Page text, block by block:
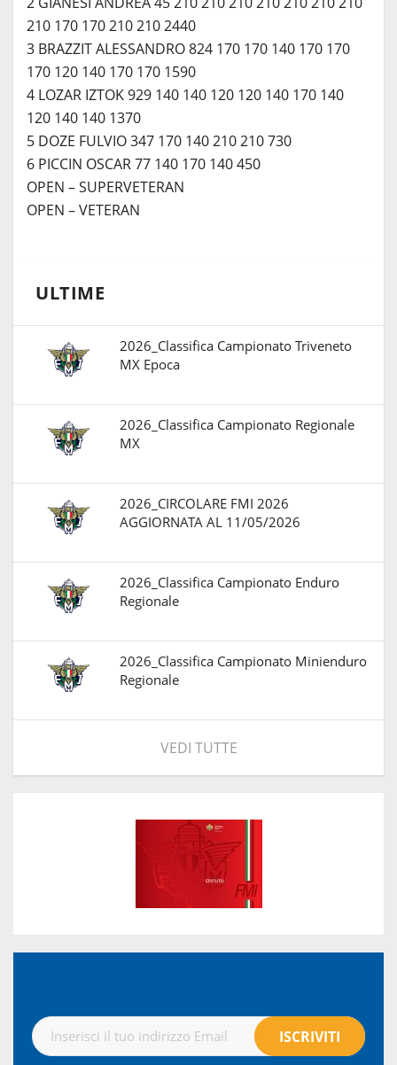
210 170 170 210 210 2440
3 BRAZZIT ALESSANDRO 824 170 170 140 170 170
170 120 140 170 170 1590
4 LOZAR IZTOK 929 140 140 120 120 140 170 140
120 140 140 1370
5 DOZE FULVIO 347 170 140 210 210 730
6 PICCIN OSCAR 77 140 170 140 450
OPEN – SUPERVETERAN
OPEN – VETERAN
ULTIME
2026_Classifica Campionato Triveneto
MX Epoca
2026_Classifica Campionato Regionale
MX
2026_CIRCOLARE FMI 2026
AGGIORNATA AL 11/05/2026
2026_Classifica Campionato Enduro
Regionale
2026_Classifica Campionato Minienduro
Regionale
VEDI TUTTE